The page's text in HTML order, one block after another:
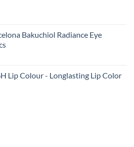
Bakuchiol Radiance Eye
Lip Colour - Longlasting Lip Color